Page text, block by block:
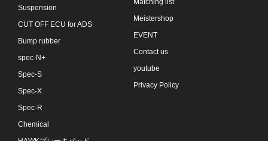
Suspension
CUT OFF ECU for ADS
Bump rubber
spec-N+
Spec-S
Spec-X
Spec-R
Chemical
Meistershop
EVENT
Contact us
youtube
Privacy Policy